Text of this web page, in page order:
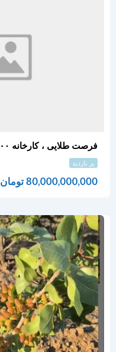
فرصت طلایی ، کارخانه ۷۰۰۰ متری
پر بازدید
80,000,000,000 تومان